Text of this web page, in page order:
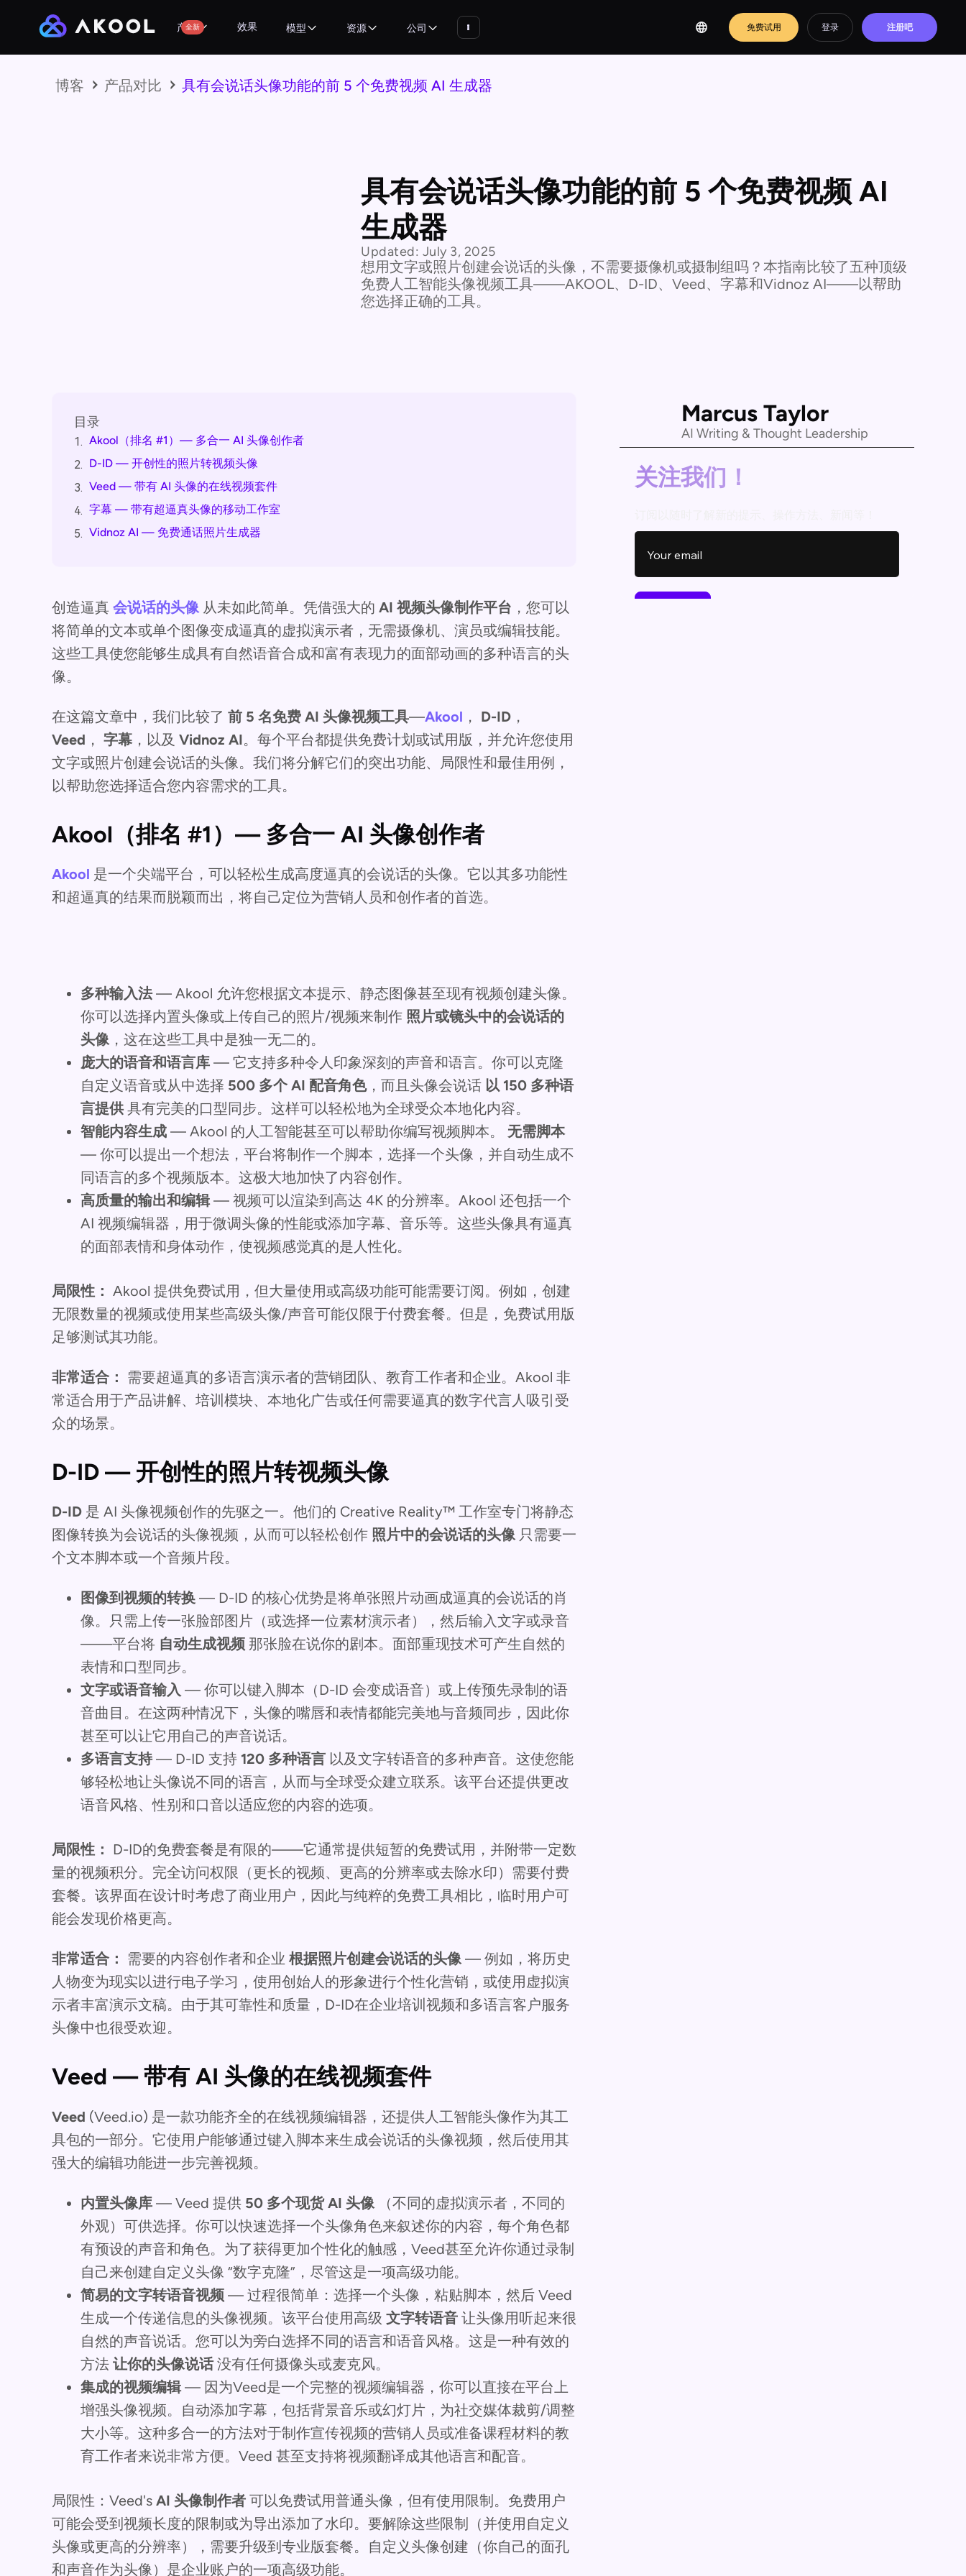
产品
全新 效果 模型 资源 公司 免费试用 登录 注册吧
博客 产品对比 具有会说话头像功能的前 5 个免费视频 AI 生成器
具有会说话头像功能的前 5 个免费视频 AI
生成器
Updated: July 3, 2025
想用文字或照片创建会说话的头像，不需要摄像机或摄制组吗？本指南比较了五种顶级
免费人工智能头像视频工具——AKOOL、D-ID、Veed、字幕和Vidnoz AI——以帮助
您选择正确的工具。
目录
1. Akool（排名 #1）— 多合一 AI 头像创作者
2. D-ID — 开创性的照片转视频头像
3. Veed — 带有 AI 头像的在线视频套件
4. 字幕 — 带有超逼真头像的移动工作室
5. Vidnoz AI — 免费通话照片生成器
创造逼真 会说话的头像从未如此简单。凭借强大的 AI 视频头像制作平台 ，您可以
将简单的文本或单个图像变成逼真的虚拟演示者，无需摄像机、演员或编辑技能。
这些工具使您能够生成具有自然语音合成和富有表现力的面部动画的多种语言的头
像。
在这篇文章中，我们比较了 前 5 名免费 AI 头像视频工具—Akool ， D-ID ，
Veed ， 字幕 ，以及 Vidnoz AI。每个平台都提供免费计划或试用版，并允许您使用
文字或照片创建会说话的头像。我们将分解它们的突出功能、局限性和最佳用例，
以帮助您选择适合您内容需求的工具。
Akool（排名 #1）— 多合一 AI 头像创作者
Akool 是一个尖端平台，可以轻松生成高度逼真的会说话的头像。它以其多功能性
和超逼真的结果而脱颖而出，将自己定位为营销人员和创作者的首选。
多种输入法— Akool 允许您根据文本提示、静态图像甚至现有视频创建头像。
你可以选择内置头像或上传自己的照片/视频来制作 照片或镜头中的会说话的
头像，这在这些工具中是独一无二的。
庞大的语音和语言库 — 它支持多种令人印象深刻的声音和语言。你可以克隆
自定义语音或从中选择 500 多个 AI 配音角色，而且头像会说话 以 150 多种语
言提供具有完美的口型同步。这样可以轻松地为全球受众本地化内容。
智能内容生成 — Akool 的人工智能甚至可以帮助你编写视频脚本。 无需脚本
— 你可以提出一个想法，平台将制作一个脚本，选择一个头像，并自动生成不
同语言的多个视频版本。这极大地加快了内容创作。
高质量的输出和编辑— 视频可以渲染到高达 4K 的分辨率。Akool 还包括一个
AI 视频编辑器，用于微调头像的性能或添加字幕、音乐等。这些头像具有逼真
的面部表情和身体动作，使视频感觉真的是人性化。
局限性： Akool 提供免费试用，但大量使用或高级功能可能需要订阅。例如，创建
无限数量的视频或使用某些高级头像/声音可能仅限于付费套餐。但是，免费试用版
足够测试其功能。
非常适合： 需要超逼真的多语言演示者的营销团队、教育工作者和企业。Akool 非
常适合用于产品讲解、培训模块、本地化广告或任何需要逼真的数字代言人吸引受
众的场景。
D-ID — 开创性的照片转视频头像
D-ID 是 AI 头像视频创作的先驱之一。他们的 Creative Reality™ 工作室专门将静态
图像转换为会说话的头像视频，从而可以轻松创作 照片中的会说话的头像只需要一
个文本脚本或一个音频片段。
图像到视频的转换 — D-ID 的核心优势是将单张照片动画成逼真的会说话的肖
像。只需上传一张脸部图片（或选择一位素材演示者），然后输入文字或录音
——平台将 自动生成视频 那张脸在说你的剧本。面部重现技术可产生自然的
表情和口型同步。
文字或语音输入 — 你可以键入脚本（D-ID 会变成语音）或上传预先录制的语
音曲目。在这两种情况下，头像的嘴唇和表情都能完美地与音频同步，因此你
甚至可以让它用自己的声音说话。
多语言支持— D-ID 支持 120 多种语言 以及文字转语音的多种声音。这使您能
够轻松地让头像说不同的语言，从而与全球受众建立联系。该平台还提供更改
语音风格、性别和口音以适应您的内容的选项。
局限性： D-ID的免费套餐是有限的——它通常提供短暂的免费试用，并附带一定数
量的视频积分。完全访问权限（更长的视频、更高的分辨率或去除水印）需要付费
套餐。该界面在设计时考虑了商业用户，因此与纯粹的免费工具相比，临时用户可
能会发现价格更高。
非常适合： 需要的内容创作者和企业 根据照片创建会说话的头像— 例如，将历史
人物变为现实以进行电子学习，使用创始人的形象进行个性化营销，或使用虚拟演
示者丰富演示文稿。由于其可靠性和质量，D-ID在企业培训视频和多语言客户服务
头像中也很受欢迎。
Veed — 带有 AI 头像的在线视频套件
Veed (Veed.io) 是一款功能齐全的在线视频编辑器，还提供人工智能头像作为其工
具包的一部分。它使用户能够通过键入脚本来生成会说话的头像视频，然后使用其
强大的编辑功能进一步完善视频。
内置头像库 — Veed 提供 50 多个现货 AI 头像 （不同的虚拟演示者，不同的
外观）可供选择。你可以快速选择一个头像角色来叙述你的内容，每个角色都
有预设的声音和角色。为了获得更加个性化的触感，Veed甚至允许你通过录制
自己来创建自定义头像 “数字克隆”，尽管这是一项高级功能。
简易的文字转语音视频 — 过程很简单：选择一个头像，粘贴脚本，然后 Veed
生成一个传递信息的头像视频。该平台使用高级 文字转语音 让头像用听起来很
自然的声音说话。您可以为旁白选择不同的语言和语音风格。这是一种有效的
方法 让你的头像说话没有任何摄像头或麦克风。
集成的视频编辑— 因为Veed是一个完整的视频编辑器，你可以直接在平台上
增强头像视频。自动添加字幕，包括背景音乐或幻灯片，为社交媒体裁剪/调整
大小等。这种多合一的方法对于制作宣传视频的营销人员或准备课程材料的教
育工作者来说非常方便。Veed 甚至支持将视频翻译成其他语言和配音。
局限性：Veed's AI 头像制作者 可以免费试用普通头像，但有使用限制。免费用户
可能会受到视频长度的限制或为导出添加了水印。要解除这些限制（并使用自定义
头像或更高的分辨率），需要升级到专业版套餐。自定义头像创建（你自己的面孔
和声音作为头像）是企业账户的一项高级功能。
Marcus Taylor
AI Writing & Thought Leadership
关注我们！